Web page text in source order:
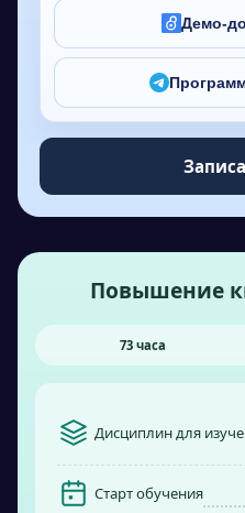
Демо-
Повышение
73 часа
Дисциплин для
Старт обучения